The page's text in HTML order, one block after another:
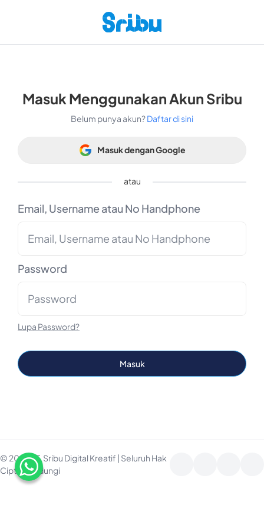
Masuk Menggunakan Akun Sribu
Belum punya akun?Daftar di sini
Masuk dengan Google
atau
Email, Username atau No Handphone
Password
Lupa Password?
Masuk
© 2025 PT. Sribu Digital Kreatif | Seluruh Hak
Cipta Dilindungi